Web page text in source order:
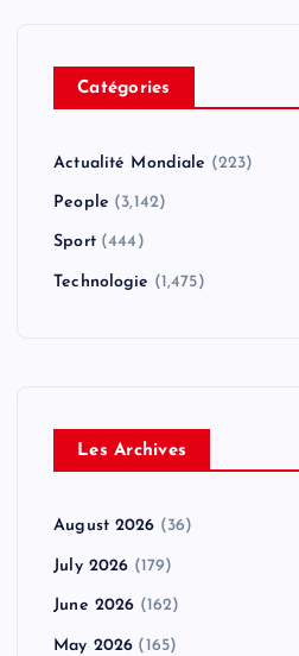
Catégories
Actualité Mondiale (223)
People (3,142)
Sport(444)
Technologie (1,475)
Les Archives
August 2026 (36)
July 2026 (179)
June 2026 (162)
May 2026 (165)